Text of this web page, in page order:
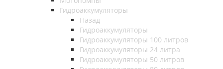
Гидроаккумуляторы
Назад
Гидроаккумуляторы
Гидроаккумуляторы 100 литров
Гидроаккумуляторы 24 литра
Гидроаккумуляторы 50 литров